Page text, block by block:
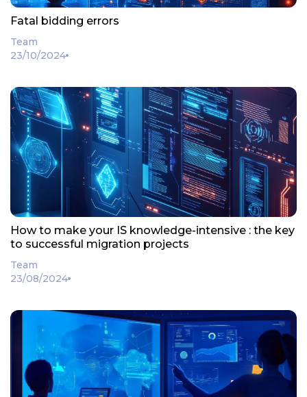
Fatal bidding errors
Team
23/10/2024
How to make your IS knowledge-intensive : the key
to successful migration projects
Team
23/08/2024